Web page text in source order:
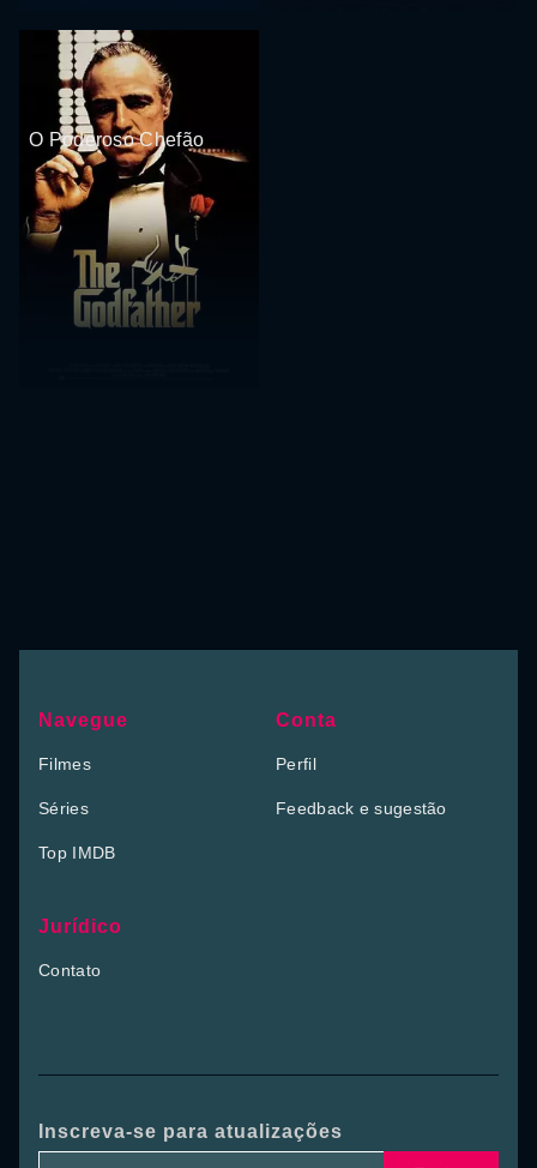
O Poderoso Chefão
Navegue
Filmes
Séries
Top IMDB
Conta
Perfil
Feedback e sugestão
Jurídico
Contato
Inscreva-se para atualizações